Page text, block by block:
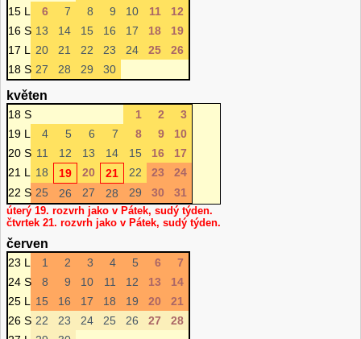
15 L
6 7 8 9 10 11
12
16 S 13 14 15 16 17 18
19
17 L
20 21 22 23 24 25
26
18 S 27 28 29 30
květen
18 S 1 2
3
19 L
4 5 6 7 8 9
10
20 S 11 12 13 14 15 16
17
21 L
18 19 20 21 22 23
24
22 S 25 26 27 28 29 30 31
úterý 19. rozvrh jako v Pátek, sudý týden.
čtvrtek 21. rozvrh jako v Pátek, sudý týden.
červen
23 L 1 2 3 4 5 6
7
24 S
8 9 10 11 12 13
14
25 L
15 16 17 18 19 20
21
26 S 22 23 24 25 26 27
28